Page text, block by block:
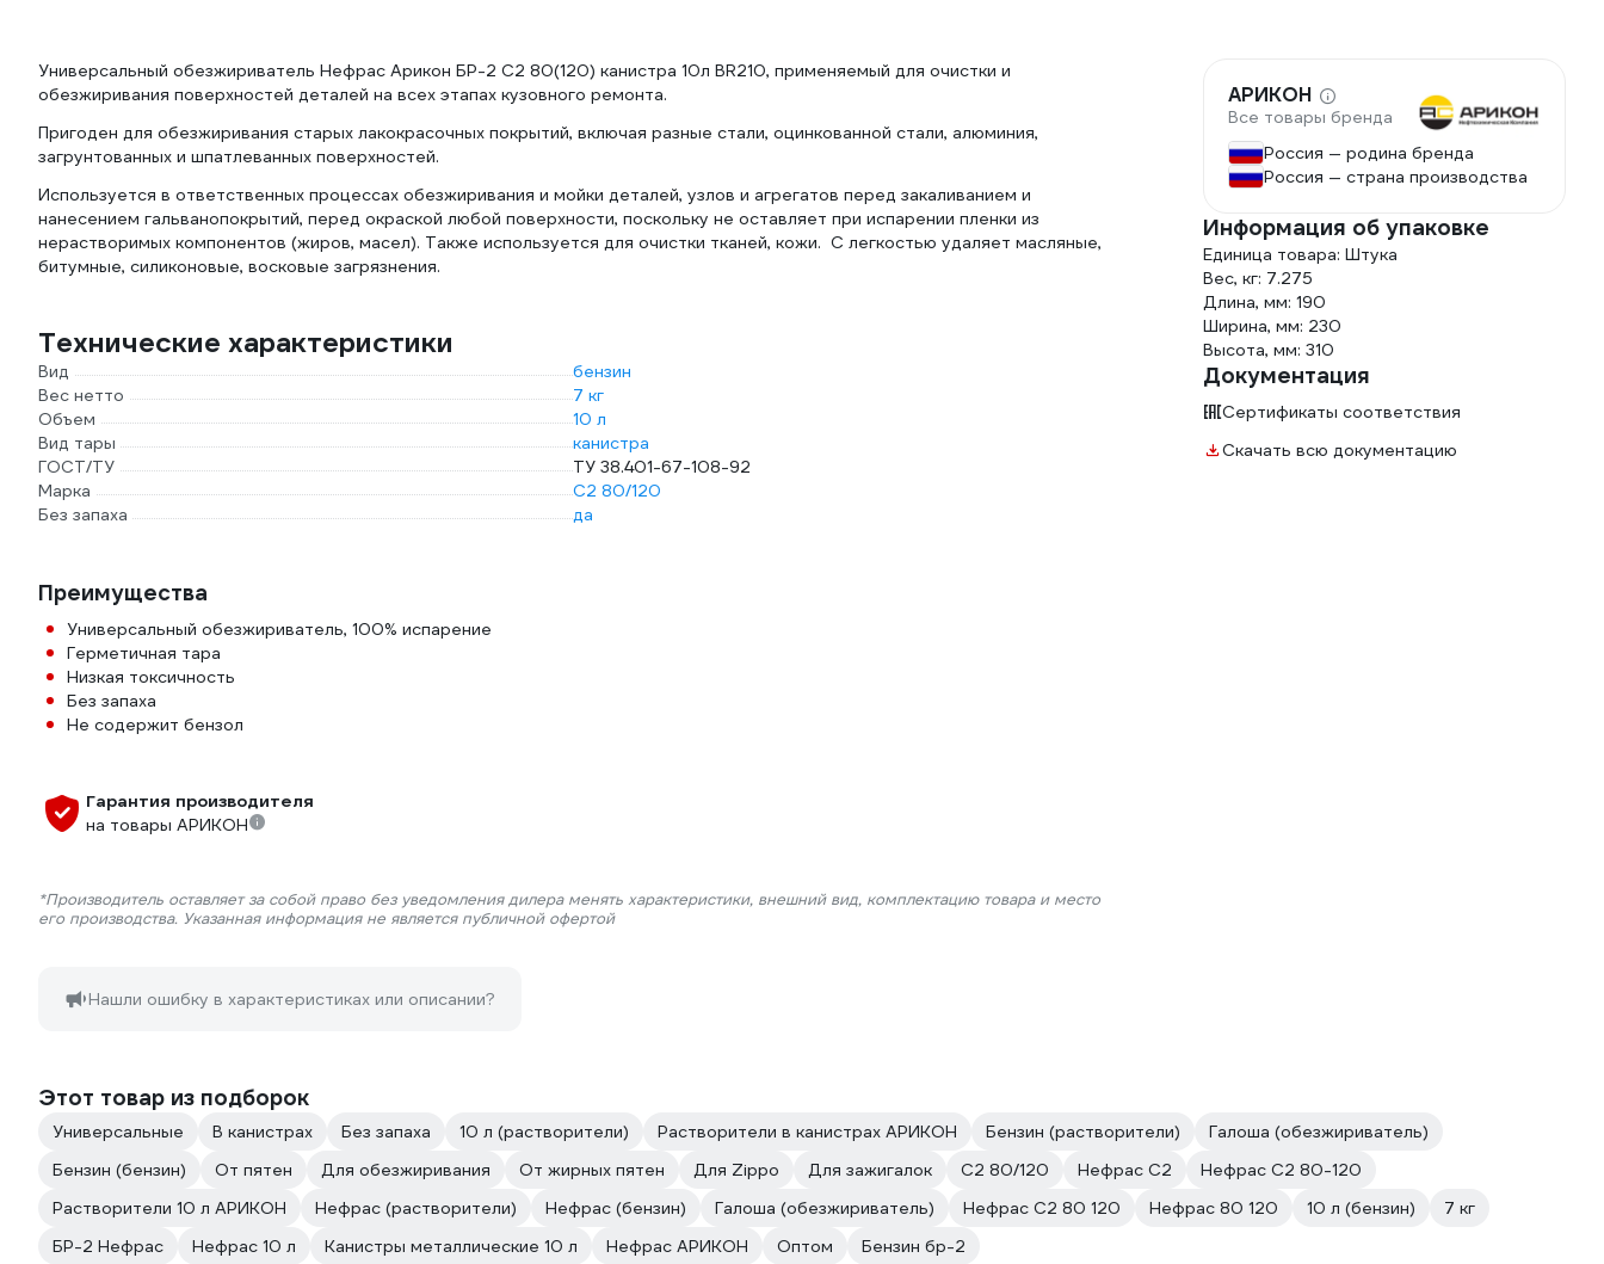
Универсальный обезжириватель Нефрас Арикон БР-2 С2 80(120) канистра 10л BR210, применяемый для очистки и
обезжиривания поверхностей деталей на всех этапах кузовного ремонта.
Пригоден для обезжиривания старых лакокрасочных покрытий, включая разные стали, оцинкованной стали, алюминия,
загрунтованных и шпатлеванных поверхностей.
Используется в ответственных процессах обезжиривания и мойки деталей, узлов и агрегатов перед закаливанием и
нанесением гальванопокрытий, перед окраской любой поверхности, поскольку не оставляет при испарении пленки из
нерастворимых компонентов (жиров, масел). Также используется для очистки тканей, кожи. С легкостью удаляет масляные,
битумные, силиконовые, восковые загрязнения.
Технические характеристики
Вид
бензин
Вес нетто
7 кг
Объем
10 л
Вид тары
канистра
ГОСТ/ТУ
ТУ 38.401-67-108-92
Марка
С2 80/120
Без запаха
да
Преимущества
Универсальный обезжириватель, 100% испарение
Герметичная тара
Низкая токсичность
Без запаха
Не содержит бензол
Гарантия производителя
на товары АРИКОН
*Производитель оставляет за собой право без уведомления дилера менять характеристики, внешний вид, комплектацию товара и место
его производства. Указанная информация не является публичной офертой
Нашли ошибку в характеристиках или описании?
АРИКОН
Все товары бренда
Россия — родина бренда
Россия — страна производства
Информация об упаковке
Единица товара: Штука
Вес, кг: 7.275
Длина, мм: 190
Ширина, мм: 230
Высота, мм: 310
Документация
Сертификаты соответствия
Скачать всю документацию
Этот товар из подборок
Универсальные В канистрах Без запаха 10 л (растворители) Растворители в канистрах АРИКОН Бензин (растворители)
Галоша (обезжириватель)
Бензин (бензин)
От пятен Для обезжиривания От жирных пятен Для Zippo Для зажигалок С2 80/120 Нефрас C2
Нефрас C2 80-120
Растворители 10 л АРИКОН
Нефрас (растворители) Нефрас (бензин) Галоша (обезжириватель) Нефрас C2 80 120 Нефрас 80 120 10 л (бензин)
7 кг
БР-2 Нефрас
Нефрас 10 л Канистры металлические 10 л Нефрас АРИКОН Оптом Бензин бр-2